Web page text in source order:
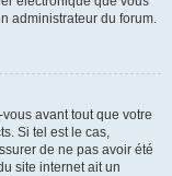
administrateur du forum.
avant tout que votre
Si tel est le cas,
de ne pas avoir été
site internet ait un